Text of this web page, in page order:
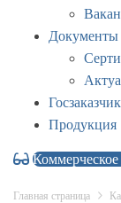
Документы
Продукция
Главная страница